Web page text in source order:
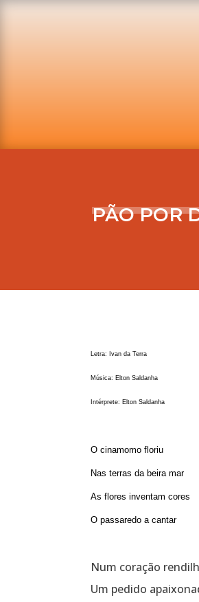
PÃO POR
Letra: Ivan da Terra
Música: Elton Saldanha
Intérprete: Elton Saldanha
O cinamomo floriu
Nas terras da beira mar
As flores inventam cores
O passaredo a cantar
Num coração
Um pedido